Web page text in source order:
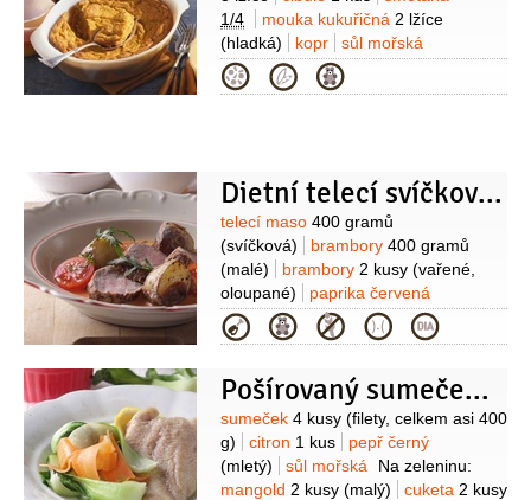
1/4
mouka kukuřičná 2 lžíce
(hladká)
kopr sůl mořská
Kategorie
Dietní telecí svíčková s paprikovou omáčkou
Suroviny
telecí maso 400 gramů
(svíčková)
brambory 400 gramů
(malé)
brambory 2 kusy (vařené,
oloupané)
paprika červená
1 kus
voda 1/2decilitru
(nebo
zeleninový vývar)
olej olivový
(mletý)
sůl mořská
Kategorie
Pošírovaný sumeček s dušenou zeleninou
Suroviny
sumeček 4 kusy (filety, celkem asi 400
g)
citron 1 kus
pepř černý
(mletý)
sůl mořská
Na zeleninu:
mangold 2 kusy (malý) cuketa 2 kusy